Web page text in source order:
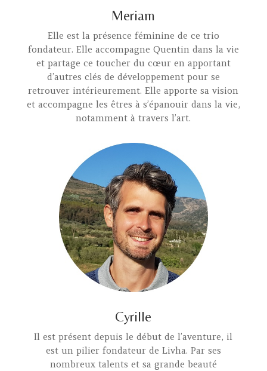
Meriam
Elle est la présence féminine de ce trio
fondateur. Elle accompagne Quentin dans la vie
et partage ce toucher du cœur en apportant
d’autres clés de développement pour se
retrouver intérieurement. Elle apporte sa vision
et accompagne les êtres à s’épanouir dans la vie,
notamment à travers l’art.
Cyrille
Il est présent depuis le début de l’aventure, il
est un pilier fondateur de Livha. Par ses
nombreux talents et sa grande beauté